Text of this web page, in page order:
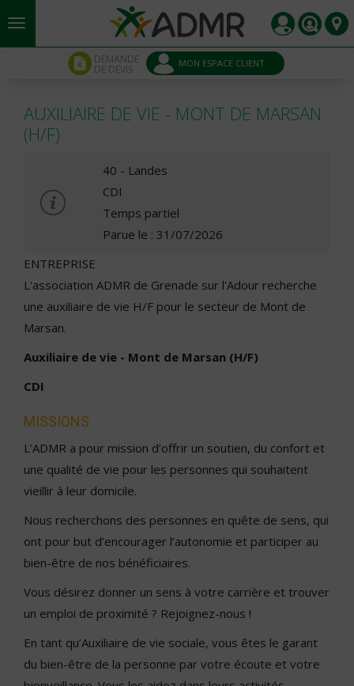
Aller au contenu principal
DEMANDE
DE DEVIS MON ESPACE CLIENT
AUXILIAIRE DE VIE - MONT DE MARSAN
(H/F)
40 - Landes
CDI
Temps partiel
Parue le : 31/07/2026
ENTREPRISE
L'association ADMR de Grenade sur l'Adour recherche
une auxiliaire de vie H/F pour le secteur de Mont de
Marsan.
Auxiliaire de vie - Mont de Marsan (H/F)
CDI
MISSIONS
L’ADMR a pour mission d’offrir un soutien, du confort et
une qualité de vie pour les personnes qui souhaitent
vieillir à leur domicile.
Nous recherchons des personnes en quête de sens, qui
ont pour but d’encourager l’autonomie et participer au
bien-être de nos bénéficiaires.
Vous désirez donner un sens à votre carrière et trouver
un emploi de proximité ? Rejoignez-nous !
En tant qu’Auxiliaire de vie sociale, vous êtes le garant
du bien-être de la personne par votre écoute et votre
Panneau de gestion des cookies